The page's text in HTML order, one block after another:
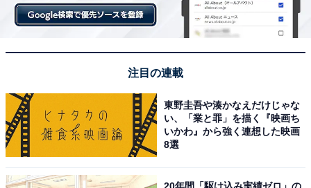
リオ五輪の競技日程、日本時間では？ 見どころと注目選
リオデジャネイロ五輪 観戦ガイド（日程やアクセス、旅
↓↓↓All About NEWSの最新記事をフォロー↓↓↓
専門家しか知らないトレンドやニュース、専門家ならで
はの時事解説など、ここでしか読めないニュースをお届
注目の連載
東野圭吾や湊かなえだけじゃな
い、「業と罪」を描く『映画ち
いかわ』から強く連想した映画
8選